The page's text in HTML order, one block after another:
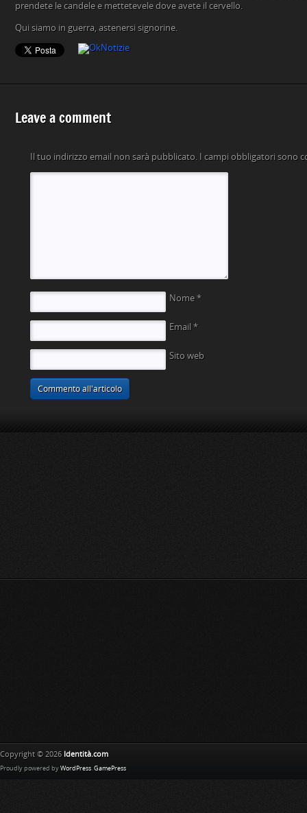
prendete le candele e mettetevele dove avete il cervello.
Qui siamo in guerra, astenersi signorine.
Leave a comment
Il tuo indirizzo email non sarà pubblicato. I campi obbligatori sono
Nome *
Email *
Sito web
Copyright © 2026 Identità.com
Proudly powered by WordPress. GamePress